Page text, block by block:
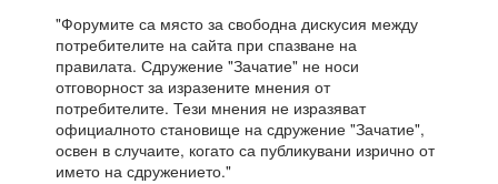
"Форумите са място за свободна дискусия между
потребителите на сайта при спазване на
правилата. Сдружение "Зачатие" не носи
отговорност за изразените мнения от
потребителите. Тези мнения не изразяват
официалното становище на сдружение "Зачатие",
освен в случаите, когато са публикувани изрично от
името на сдружението."